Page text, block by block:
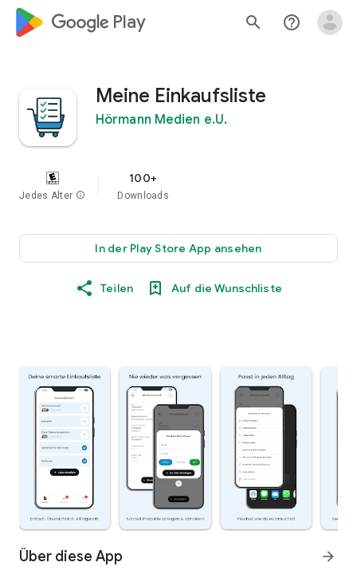
google_logo Play search help_outline
Meine Einkaufsliste
Hörmann Medien e.U.
Jedes Alter info
100+
Downloads
In der Play Store App ansehen
Teilen Auf die Wunschliste
Über diese App arrow_forward